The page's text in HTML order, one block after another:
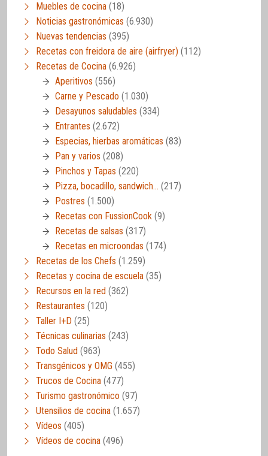
Muebles de cocina (18)
Noticias gastronómicas (6.930)
Nuevas tendencias (395)
Recetas con freidora de aire (airfryer) (112)
Recetas de Cocina (6.926)
Aperitivos (556)
Carne y Pescado (1.030)
Desayunos saludables (334)
Entrantes (2.672)
Especias, hierbas aromáticas (83)
Pan y varios (208)
Pinchos y Tapas (220)
Pizza, bocadillo, sandwich… (217)
Postres (1.500)
Recetas con FussionCook (9)
Recetas de salsas (317)
Recetas en microondas (174)
Recetas de los Chefs (1.259)
Recetas y cocina de escuela (35)
Recursos en la red (362)
Restaurantes (120)
Taller I+D (25)
Técnicas culinarias (243)
Todo Salud (963)
Transgénicos y OMG (455)
Trucos de Cocina (477)
Turismo gastronómico (97)
Utensilios de cocina (1.657)
Vídeos (405)
Vídeos de cocina (496)